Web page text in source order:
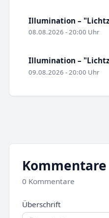
Illumination –
08.08.2026 - 20:00 Uhr
Illumination –
09.08.2026 - 20:00 Uhr
Kommentare
0 Kommentare
Überschrift